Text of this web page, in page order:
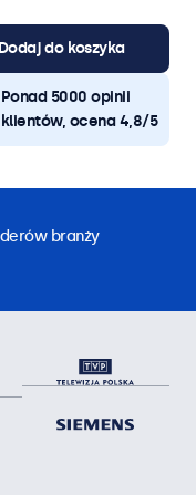
Dodaj do koszyka
Ponad 5000 opinii
klientów, ocena 4,8/5
branży